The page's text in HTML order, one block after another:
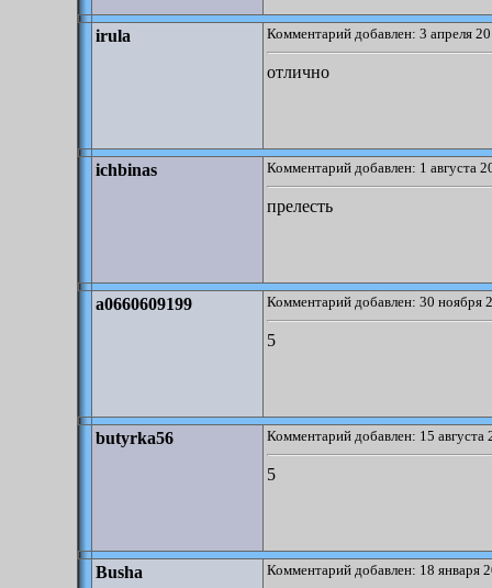
irula Комментарий добавлен: 3 апреля
отлично
ichbinas Комментарий добавлен: 1 августа
прелесть
a0660609199 Комментарий добавлен: 30 ноября
5
butyrka56 Комментарий добавлен: 15 августа
5
Busha Комментарий добавлен: 18 января